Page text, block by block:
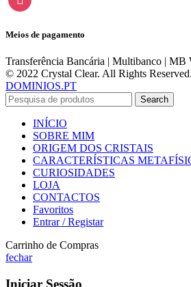
Meios de pagamento
Transferência Bancária | Multibanco | MB
© 2022 Crystal Clear. All Rights
DOMINIOS.PT
Search
INÍCIO
SOBRE MIM
ORIGEM DOS CRISTAIS
CARACTERÍSTICAS
CURIOSIDADES
LOJA
CONTACTOS
Favoritos
Entrar / Registar
Carrinho de Compras
fechar
Iniciar Sessão